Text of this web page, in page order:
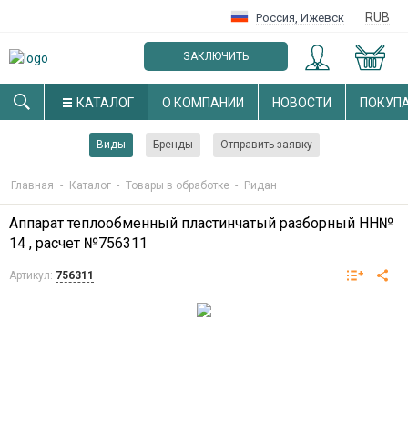
Россия, Ижевск RUB
ЗАКЛЮЧИТЬ
ОПТОВЫЙ ДОГОВОР
КАТАЛОГ О КОМПАНИИ НОВОСТИ
Виды Бренды Отправить заявку
Главная - Каталог - Товары в обработке - Ридан
Аппарат теплообменный пластинчатый разборный НН№
14 , расчет №756311
Артикул: 756311